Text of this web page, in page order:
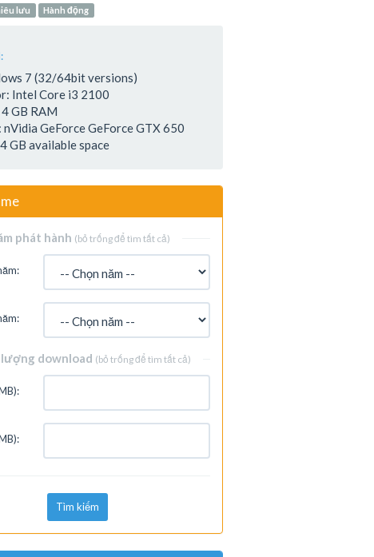
lưu Hành động
7 (32/64bit versions)
Intel Core i3 2100
GB RAM
nVidia GeForce GeForce GTX 650
GB available space
phát hành (bỏ trống để tìm tất cả)
download (bỏ trống để tìm tất cả)
Tìm kiếm